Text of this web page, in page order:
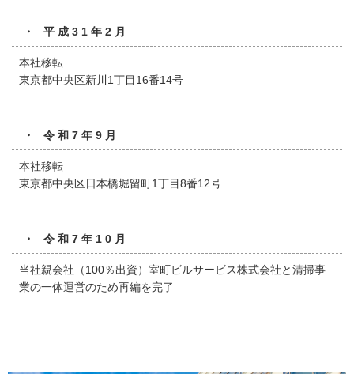
・ 平成31年2月
本社移転
東京都中央区新川1丁目16番14号
・ 令和7年9月
本社移転
東京都中央区日本橋堀留町1丁目8番12号
・ 令和7年10月
当社親会社（100％出資）室町ビルサービス株式会社と清掃事
業の一体運営のため再編を完了